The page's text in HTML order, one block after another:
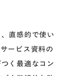
直感的で使い
ービス資料の
く最適なコン